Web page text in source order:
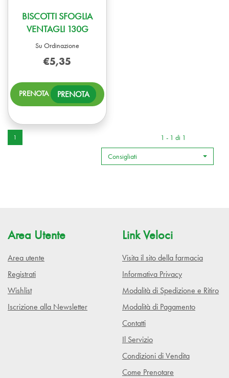
BISCOTTI SFOGLIA
VENTAGLI 130G
Su Ordinazione
€5,35
PRENOTA PRENOTA BISCOTTI
SFOGLIA
VENTAGLI
130G AL
1 1 - 1 di 1
Consigliati
Area Utente
Area utente
Registrati
Wishlist
Iscrizione alla Newsletter
Link Veloci
Visita il sito della farmacia
Informativa Privacy
Modalità di Spedizione e Ritiro
Modalità di Pagamento
Contatti
Il Servizio
Condizioni di Vendita
Come Prenotare